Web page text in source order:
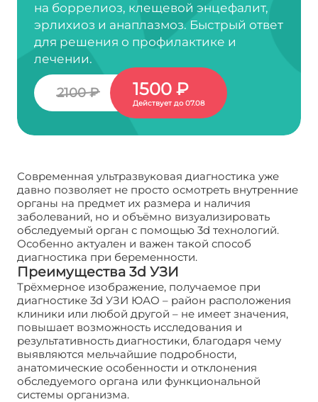
на боррелиоз, клещевой энцефалит,
эрлихиоз и анаплазмоз. Быстрый ответ
для решения о профилактике и
лечении.
2100 ₽ 1500 ₽
Действует до 07.08
Современная ультразвуковая диагностика уже
давно позволяет не просто осмотреть внутренние
органы на предмет их размера и наличия
заболеваний, но и объёмно визуализировать
обследуемый орган с помощью 3d технологий.
Особенно актуален и важен такой способ
диагностика при беременности.
Преимущества 3d УЗИ
Трёхмерное изображение, получаемое при
диагностике 3d УЗИ ЮАО – район расположения
клиники или любой другой – не имеет значения,
повышает возможность исследования и
результативность диагностики, благодаря чему
выявляются мельчайшие подробности,
анатомические особенности и отклонения
обследуемого органа или функциональной
системы организма.